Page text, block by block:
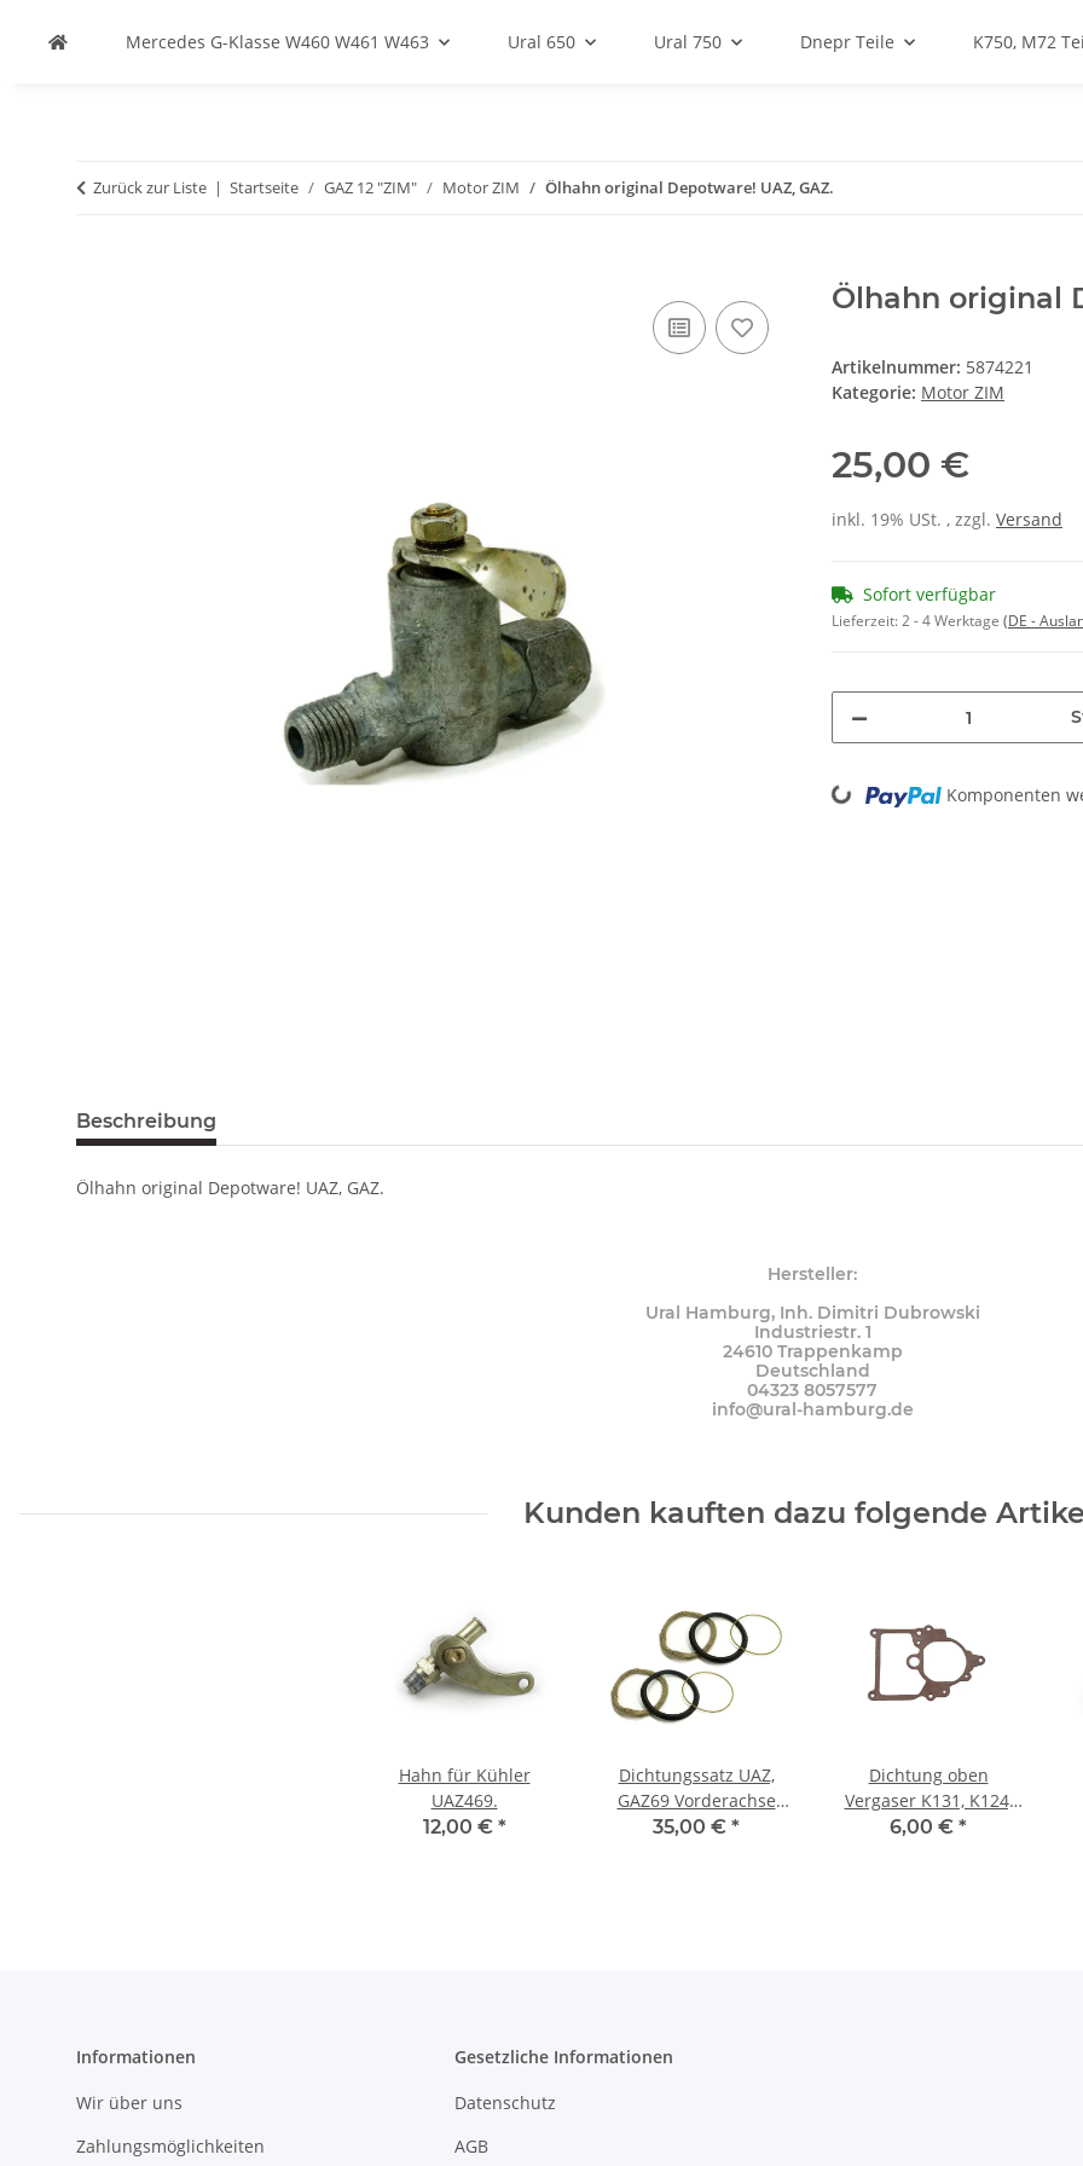
Mercedes G-Klasse W460 W461 W463 Ural 650 Ural 750 Dnepr Teile K750, M72
Zurück zur Liste Startseite GAZ 12 "ZIM" Motor ZIM Ölhahn original Depotware! UAZ, GAZ.
Ölhahn original
Artikelnummer: 5874221
Kategorie: Motor ZIM
25,00 €
inkl. 19% USt. , zzgl. Versand
Sofort verfügbar
Lieferzeit:2 - 4 Werktage (DE -
Loading... Komponenten
Beschreibung
Ölhahn original Depotware! UAZ, GAZ.
Hersteller:
Ural Hamburg, Inh. Dimitri Dubrowski
Industriestr. 1
24610 Trappenkamp
Deutschland
04323 8057577
info@ural-hamburg.de
Kunden kauften dazu folgende
Hahn für Kühler
UAZ469.
12,00 € *
Dichtungssatz UAZ,
GAZ69 Vorderachse
Lenkkugel
35,00 € *
Dichtung oben
Vergaser K131, K124,
K129. UAZ, GAZ, Wolga.
6,00 € *
Informationen
Wir über uns
Zahlungsmöglichkeiten
Gesetzliche Informationen
Datenschutz
AGB